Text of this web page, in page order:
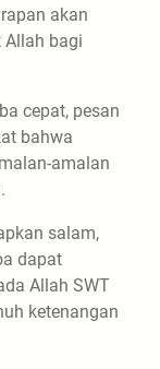
akan
Allah bagi
cepat, pesan
bahwa
amalan
salam,
dapat
Allah SWT
ketenangan